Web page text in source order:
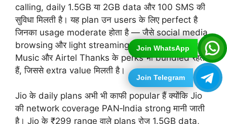
Join WhatsApp
Join Telegram
calling, daily 1.5GB या 2GB data और 100 SMS की
सुविधा मिलती है। यह plan उन users के लिए perfect है
जिनका usage moderate होता है — जैसे social media,
browsing और light streaming। कुछ packs में Wynk
Music और Airtel Thanks के perks भी bundled रहते
हैं, जिससे extra value मिलती है।
Jio के daily plans अभी भी काफी popular हैं क्योंकि Jio
की network coverage PAN‑India strong मानी जाती
है। Jio के ₹299 range वाले plans रोज 1.5GB data,